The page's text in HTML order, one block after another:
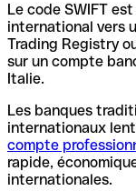
Le code SWIFT
international vers
Trading Registry
sur un compte
Italie.
Les banques
internationaux
compte
rapide,
internationales.